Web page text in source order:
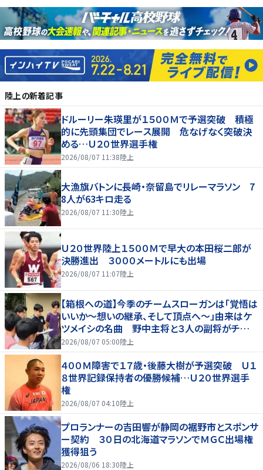
陸上の新着記事
ドルーリー朱瑛里が１５００Ｍで予選突破 積極
的に先頭集団でレース展開 危なげなく突破決
める…Ｕ２０世界選手権
2026/08/07 11:38陸上
大漁旗バトンに長崎・奈留島でリレーマラソン 7
8人が63キロ走る
2026/08/07 11:30陸上
Ｕ２０世界陸上１５００Ｍで早大の本田桜二郎が
決勝進出 ３０００メートルにも出場
2026/08/07 11:07陸上
【箱根への道】今季のチームスローガンは「覚悟は
いいか～想いの継承、そして頂点へ～」由来はケ
ツメイシの名曲 野中主将と３人の副将がチーム
を引っ張る…夏合宿特集第１弾、国学院大
2026/08/07 05:00陸上
４００Ｍ障害で１７歳・後藤大樹が予選突破 Ｕ１
８世界記録保持者の優勝候補…Ｕ２０世界選手
権
2026/08/07 04:10陸上
プロランナーの吉田響が静岡の裾野市とスポンサ
ー契約 ３０日の北海道マラソンでＭＧＣ出場権
獲得狙う
2026/08/06 18:30陸上